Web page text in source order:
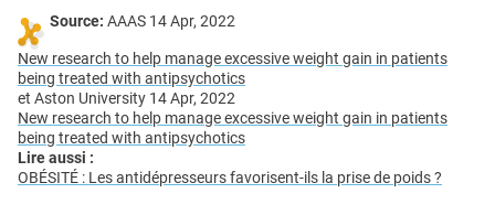
Source: AAAS 14 Apr, 2022
New research to help manage excessive weight gain in patients
being treated with antipsychotics
et Aston University 14 Apr, 2022
New research to help manage excessive weight gain in patients
being treated with antipsychotics
Lire aussi :
OBÉSITÉ : Les antidépresseurs favorisent-ils la prise de poids ?